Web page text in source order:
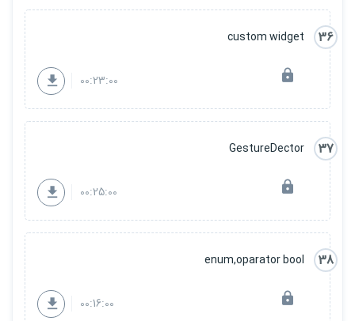
36
custom widget
00:23:00
37
GestureDector
00:25:00
38
enum,oparator bool
00:16:00